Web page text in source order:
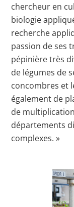
chercheur en
biologie
recherche
passion de ses
pépinière très
de légumes de
concombres et
également de
de
départements
complexes. »